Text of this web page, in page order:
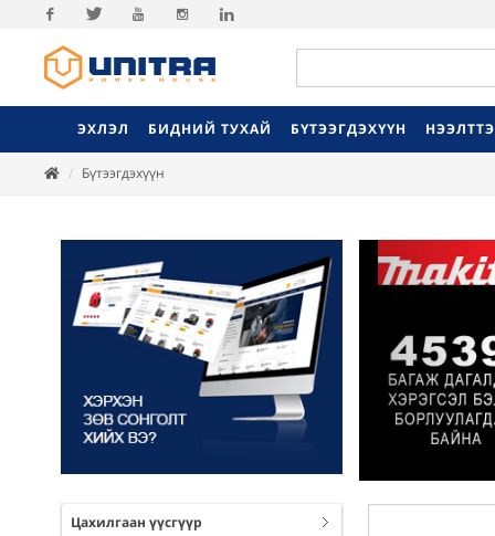
Facebook
ЭХЛЭЛ БИДНИЙ ТУХАЙ БҮТЭЭГДЭХҮҮН
Бүтээгдэхүүн
Цахилгаан үүсгүүр